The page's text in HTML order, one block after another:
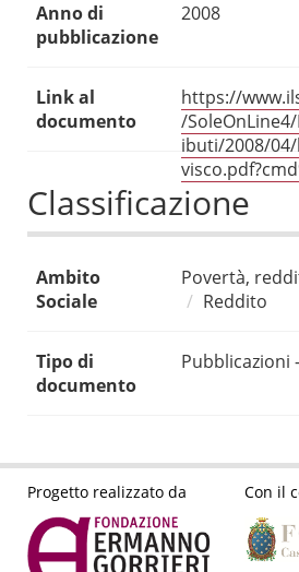
Anno di
pubblicazione
2008
Link al
documento
https://
/
ibuti/2008/
Classificazione
Ambito
Sociale
Povertà,
Reddito
Tipo di
documento
Pubblicazioni
Progetto realizzato da Con il